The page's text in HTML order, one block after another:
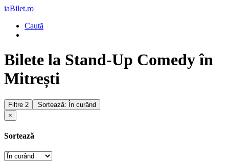
iaBilet.ro
Caută
Bilete la Stand-Up Comedy în
Mitrești
Filtre 2
Sortează: În curând
×
Sortează